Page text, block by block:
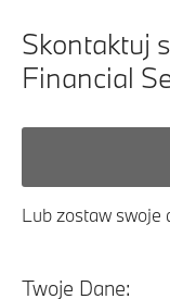
Skontaktuj
Financial
Lub zostaw swoje
Twoje Dane: